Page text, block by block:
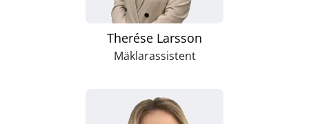
Therése Larsson
Mäklarassistent